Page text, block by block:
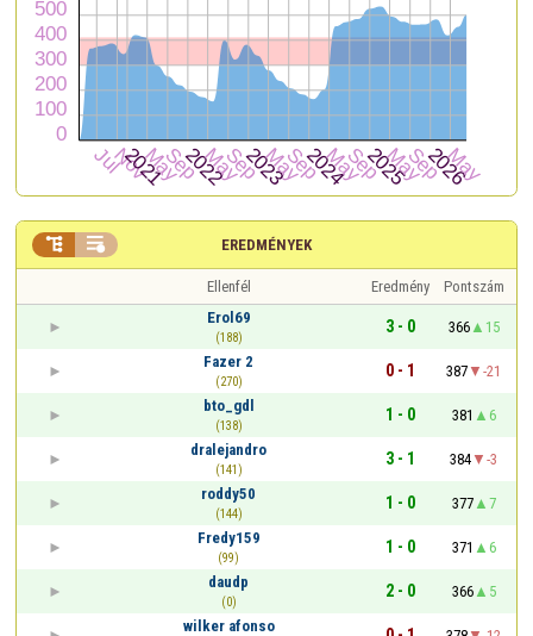
EREDMÉNYEK
 
Ellenfél Eredmény
Pontszám
Erol69
(188)
3 - 0 366
15
Fazer 2
(270)
0 - 1 387
-21
bto_gdl
(138)
1 - 0 381
6
dralejandro
(141)
3 - 1 384
-3
roddy50
(144)
1 - 0 377
7
Fredy159
(99)
1 - 0 371
6
daudp
(0)
2 - 0 366
5
wilker afonso